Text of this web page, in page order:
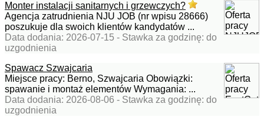
Monter instalacji sanitarnych i grzewczych?
Agencja zatrudnienia NJU JOB (nr wpisu 28666)
poszukuje dla swoich klientów kandydatów ...
Data dodania: 2026-07-15 - Stawka za godzinę: do
uzgodnienia
Spawacz Szwajcaria
Miejsce pracy: Berno, Szwajcaria Obowiązki:
spawanie i montaż elementów Wymagania: ...
Data dodania: 2026-08-06 - Stawka za godzinę: do
uzgodnienia